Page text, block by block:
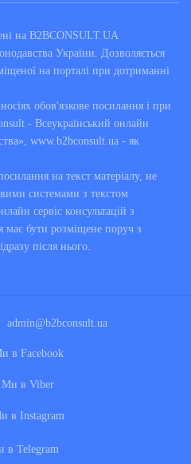
на B2BCONSULT.UA
України. Дозволяється
на порталі при дотриманні
обов'язкове посилання і при
- Всеукраїнський онлайн
www.b2bconsult.ua - як
на текст матеріалу, не
системами з текстом
сервіс консультацій з
має бути розміщене поруч з
після нього.
admin@b2bconsult.ua
в Facebook
Ми в Viber
в Instagram
в Telegram